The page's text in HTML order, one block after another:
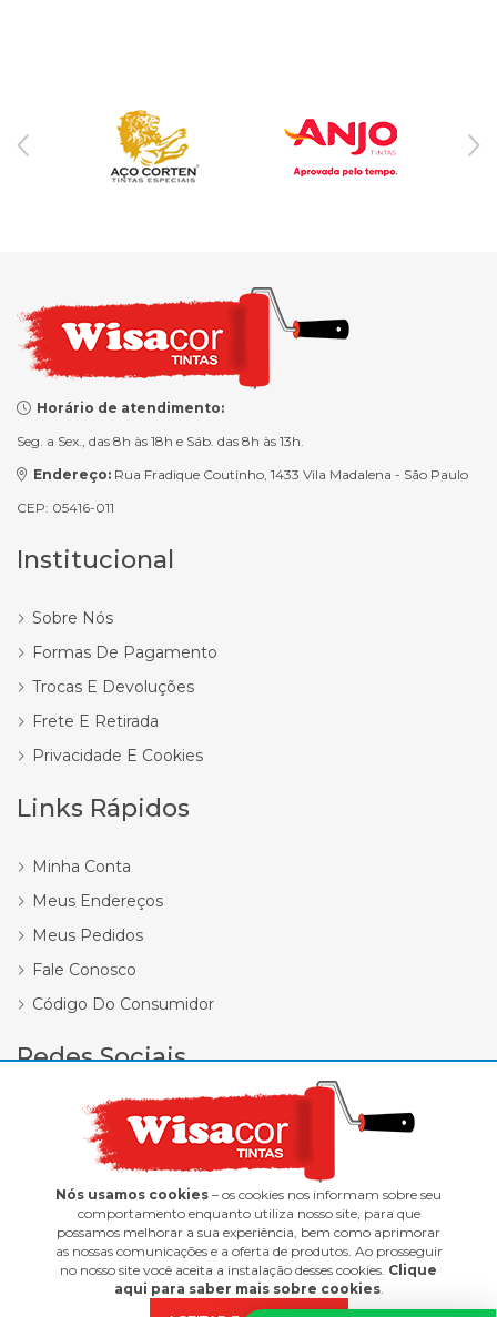
Horário de atendimento:
Seg. a Sex., das 8h às 18h e Sáb. das 8h às 13h.
Endereço: Rua Fradique Coutinho, 1433 Vila Madalena - São Paulo
CEP: 05416-011
Institucional
Sobre Nós
Formas De Pagamento
Trocas E Devoluções
Frete E Retirada
Privacidade E Cookies
Links Rápidos
Minha Conta
Meus Endereços
Meus Pedidos
Fale Conosco
Código Do Consumidor
Redes Sociais
Wisacor Tintas | 12.418.338/0001-47
E-commerce integrado ao ERP Control Shop
© 2022 Max Scalla Informática | Todos os direitos reservados
Nós usamos cookies – os cookies nos informam sobre seu
comportamento enquanto utiliza nosso site, para que
possamos melhorar a sua experiência, bem como aprimorar
as nossas comunicações e a oferta de produtos. Ao prosseguir
no nosso site você aceita a instalação desses cookies. Clique
aqui para saber mais sobre cookies.